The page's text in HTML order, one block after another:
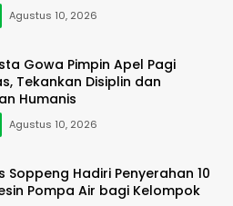
Agustus 10, 2026
Gowa Pimpin Apel Pagi
Tekankan Disiplin dan
Humanis
Agustus 10, 2026
Soppeng Hadiri Penyerahan 10
Pompa Air bagi Kelompok